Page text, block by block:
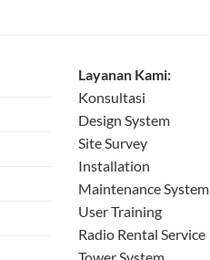
Layanan Kami:
Konsultasi
Design System
Site Survey
Installation
Maintenance System
User Training
Radio Rental Service